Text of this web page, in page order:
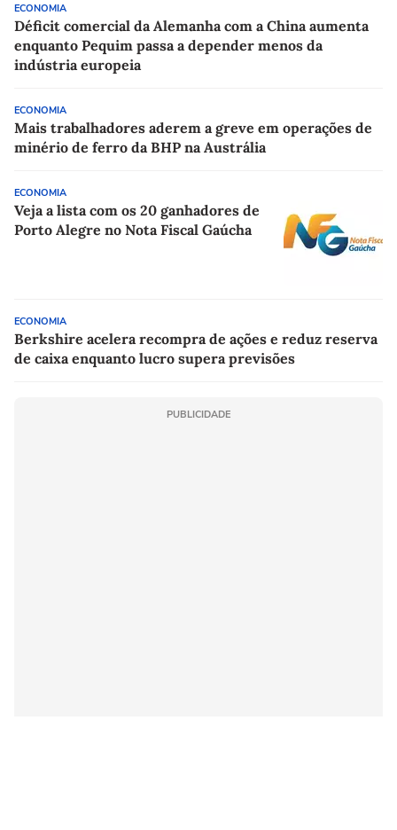
ECONOMIA
Déficit comercial da Alemanha com a China aumenta
enquanto Pequim passa a depender menos da
indústria europeia
ECONOMIA
Mais trabalhadores aderem a greve em operações de
minério de ferro da BHP na Austrália
ECONOMIA
Veja a lista com os 20 ganhadores de
Porto Alegre no Nota Fiscal Gaúcha
ECONOMIA
Berkshire acelera recompra de ações e reduz reserva
de caixa enquanto lucro supera previsões
PUBLICIDADE